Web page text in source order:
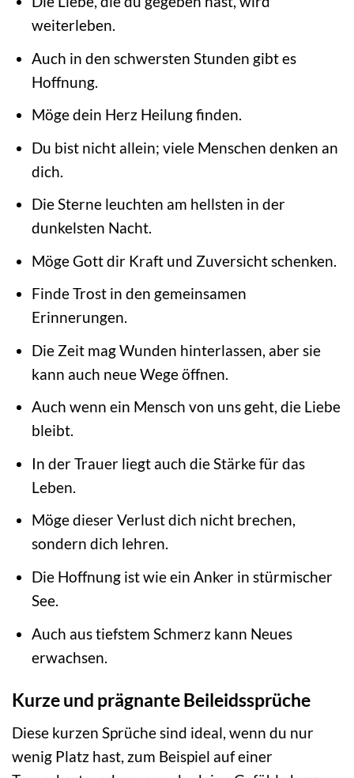
weiterleben.
Auch in den schwersten Stunden gibt es
Hoffnung.
Möge dein Herz Heilung finden.
Du bist nicht allein; viele Menschen denken an
dich.
Die Sterne leuchten am hellsten in der
dunkelsten Nacht.
Möge Gott dir Kraft und Zuversicht schenken.
Finde Trost in den gemeinsamen
Erinnerungen.
Die Zeit mag Wunden hinterlassen, aber sie
kann auch neue Wege öffnen.
Auch wenn ein Mensch von uns geht, die Liebe
bleibt.
In der Trauer liegt auch die Stärke für das
Leben.
Möge dieser Verlust dich nicht brechen,
sondern dich lehren.
Die Hoffnung ist wie ein Anker in stürmischer
See.
Auch aus tiefstem Schmerz kann Neues
erwachsen.
Kurze und prägnante Beileidssprüche
Diese kurzen Sprüche sind ideal, wenn du nur
wenig Platz hast, zum Beispiel auf einer